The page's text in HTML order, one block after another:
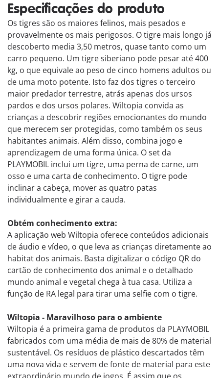
Especificações do produto
Os tigres são os maiores felinos, mais pesados e
provavelmente os mais perigosos. O tigre mais longo já
descoberto media 3,50 metros, quase tanto como um
carro pequeno. Um tigre siberiano pode pesar até 400
kg, o que equivale ao peso de cinco homens adultos ou
de uma moto potente. Isto faz dos tigres o terceiro
maior predador terrestre, atrás apenas dos ursos
pardos e dos ursos polares. Wiltopia convida as
crianças a descobrir regiões emocionantes do mundo
que merecem ser protegidas, como também os seus
habitantes animais. Além disso, combina jogo e
aprendizagem de uma forma única. O set da
PLAYMOBIL inclui um tigre, uma perna de carne, um
osso e uma carta de conhecimento. O tigre pode
inclinar a cabeça, mover as quatro patas
individualmente e girar a cauda.
Obtém conhecimento extra:
A aplicação web Wiltopia oferece conteúdos adicionais
de áudio e vídeo, o que leva as crianças diretamente ao
habitat dos animais. Basta digitalizar o código QR do
cartão de conhecimento dos animal e o detalhado
mundo animal e vegetal chega à tua casa. Utiliza a
função de RA legal para tirar uma selfie com o tigre.
Wiltopia - Maravilhoso para o ambiente
Wiltopia é a primeira gama de produtos da PLAYMOBIL
fabricados com uma média de mais de 80% de material
sustentável. Os resíduos de plástico descartados têm
uma nova vida e servem de fonte de material para este